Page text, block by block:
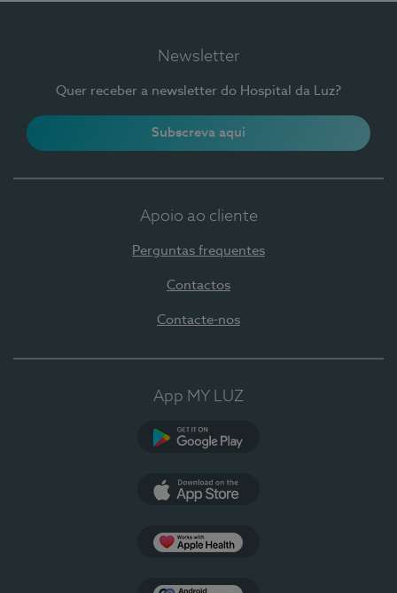
Newsletter
Quer receber a newsletter do Hospital da Luz?
Subscreva aqui
Apoio ao cliente
Perguntas frequentes
Contactos
Contacte-nos
App MY LUZ